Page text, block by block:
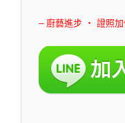
– 廚藝進步 ‧ 證照